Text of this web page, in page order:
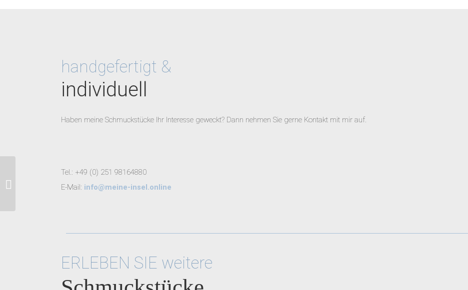
handgefertigt &
individuell
Haben meine Schmuckstücke Ihr Interesse geweckt? Dann nehmen Sie gerne Kontakt mit mir auf.
Tel.: +49 (0) 251 98164880
E-Mail: info@meine-insel.online
ERLEBEN SIE weitere